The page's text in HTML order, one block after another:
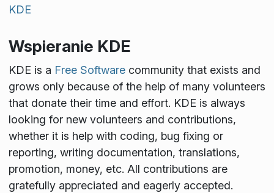
KDE
Wspieranie KDE
KDE is a Free Softwarecommunity that exists and
grows only because of the help of many volunteers
that donate their time and effort. KDE is always
looking for new volunteers and contributions,
whether it is help with coding, bug fixing or
reporting, writing documentation, translations,
promotion, money, etc. All contributions are
gratefully appreciated and eagerly accepted.